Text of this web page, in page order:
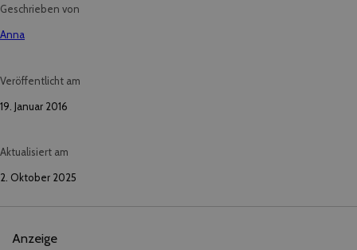
Geschrieben von
Anna
Veröffentlicht am
19. Januar 2016
Aktualisiert am
2. Oktober 2025
Anzeige